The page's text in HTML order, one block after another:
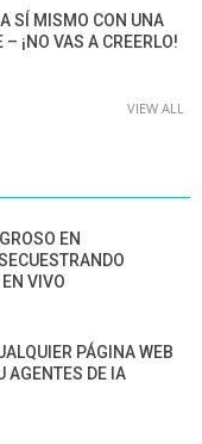
SÍ MISMO CON UNA
¡NO VAS A CREERLO!
VIEW ALL
EN
VIVO
PÁGINA WEB
AGENTES DE IA